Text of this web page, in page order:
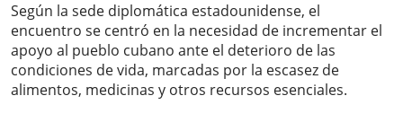
Según la sede diplomática estadounidense, el
encuentro se centró en la necesidad de incrementar el
apoyo al pueblo cubano ante el deterioro de las
condiciones de vida, marcadas por la escasez de
alimentos, medicinas y otros recursos esenciales.